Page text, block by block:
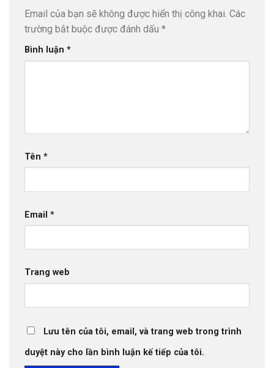
Email của bạn sẽ không được hiển thị công khai. Các
trường bắt buộc được đánh dấu *
Bình luận *
Tên *
Email *
Trang web
Lưu tên của tôi, email, và trang web trong trình
duyệt này cho lần bình luận kế tiếp của tôi.